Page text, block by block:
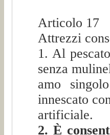
Articolo 17
Attrezzi
1. Al
senza
amo
innescato
artificiale.
2. È